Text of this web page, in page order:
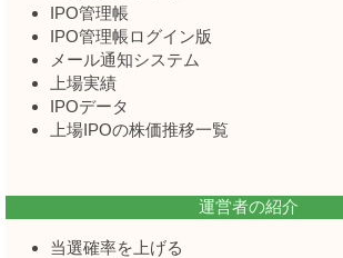
IPO管理帳
IPO管理帳ログイン版
メール通知システム
上場実績
IPOデータ
上場IPOの株価推移一覧
運営者の紹介
当選確率を上げる